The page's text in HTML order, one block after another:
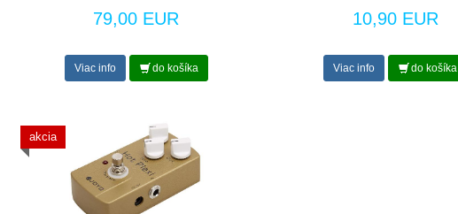
79,00 EUR
Viac info do košíka
10,90 EUR
Viac info do košíka
akcia